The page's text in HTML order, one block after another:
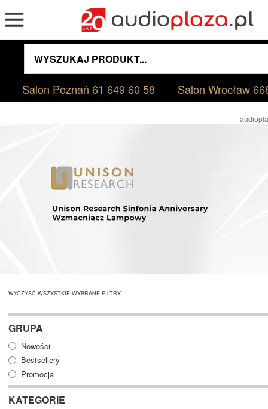
Salon Poznań61 649 60 58 Salon Wrocław
WYCZYŚĆ WSZYSTKIE WYBRANE FILTRY
GRUPA
Nowości
Bestsellery
Promocja
KATEGORIE